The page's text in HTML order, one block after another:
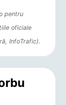
pentru
oficiale
InfoTrafic).